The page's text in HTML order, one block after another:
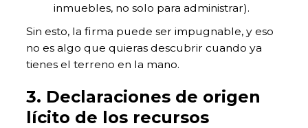
inmuebles, no solo para administrar).
Sin esto, la firma puede ser impugnable, y eso
no es algo que quieras descubrir cuando ya
tienes el terreno en la mano.
3. Declaraciones de origen
lícito de los recursos